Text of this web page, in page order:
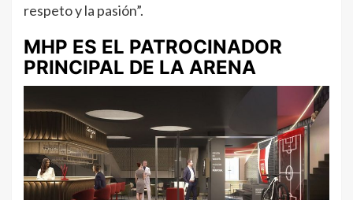
respeto y la pasión”.
MHP ES EL PATROCINADOR
PRINCIPAL DE LA ARENA